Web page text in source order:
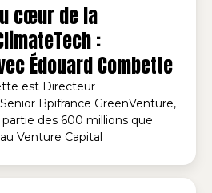
cœur de la
:
Édouard Combette
est Directeur
Bpifrance GreenVenture,
des 600 millions que
Venture Capital